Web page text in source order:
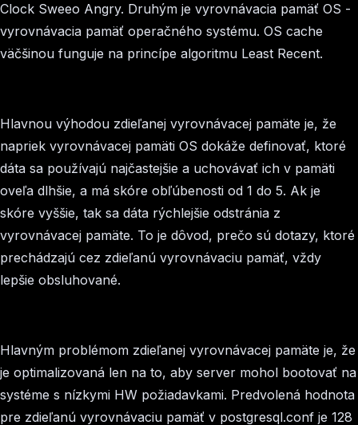
Clock Sweeo Angry. Druhým je vyrovnávacia pamäť OS -
vyrovnávacia pamäť operačného systému. OS cache
väčšinou funguje na princípe algoritmu Least Recent.
Hlavnou výhodou zdieľanej vyrovnávacej pamäte je, že
napriek vyrovnávacej pamäti OS dokáže definovať, ktoré
dáta sa používajú najčastejšie a uchovávať ich v pamäti
oveľa dlhšie, a má skóre obľúbenosti od 1 do 5. Ak je
skóre vyššie, tak sa dáta rýchlejšie odstránia z
vyrovnávacej pamäte. To je dôvod, prečo sú dotazy, ktoré
prechádzajú cez zdieľanú vyrovnávaciu pamäť, vždy
lepšie obsluhované.
Hlavným problémom zdieľanej vyrovnávacej pamäte je, že
je optimalizovaná len na to, aby server mohol bootovať na
systéme s nízkymi HW požiadavkami. Predvolená hodnota
pre zdieľanú vyrovnávaciu pamäť v postgresql.conf je 128